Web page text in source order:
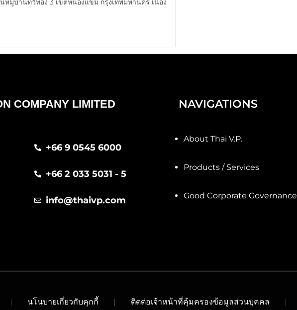
มู่บ้านทวีทอง 3 เขตหนองแขม กรุงเทพมหานคร เนื่อง
COMPANY LIMITED
+66 9 0545 6000
+66 2 033 5031 - 5
info@thaivp.com
NAVIGATIONS
About Thai V.P.
Products / Services
Good Corporate Governance
นโนบายเกี่ยวกับคุกกี้ ติดต่อเจ้าหน้าที่คุ้มครองข้อมูลส่วนบุคคล